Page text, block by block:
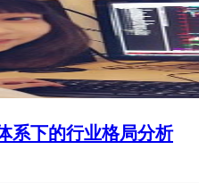
系下的行业格局分析